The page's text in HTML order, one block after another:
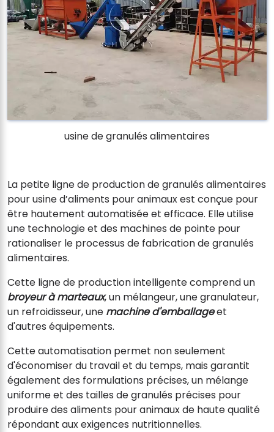
usine de granulés alimentaires
La petite ligne de production de granulés alimentaires
pour usine d’aliments pour animaux est conçue pour
être hautement automatisée et efficace. Elle utilise
une technologie et des machines de pointe pour
rationaliser le processus de fabrication de granulés
alimentaires.
Cette ligne de production intelligente comprend un
broyeur à marteaux, un mélangeur, une granulateur,
un refroidisseur, une machine d'emballageet
d'autres équipements.
Cette automatisation permet non seulement
d'économiser du travail et du temps, mais garantit
également des formulations précises, un mélange
uniforme et des tailles de granulés précises pour
produire des aliments pour animaux de haute qualité
répondant aux exigences nutritionnelles.